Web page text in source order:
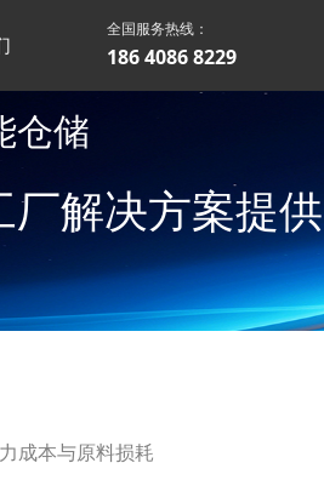
全国服务热线：
186 4086 8229
仓储
厂解决方案提供
成本与原料损耗